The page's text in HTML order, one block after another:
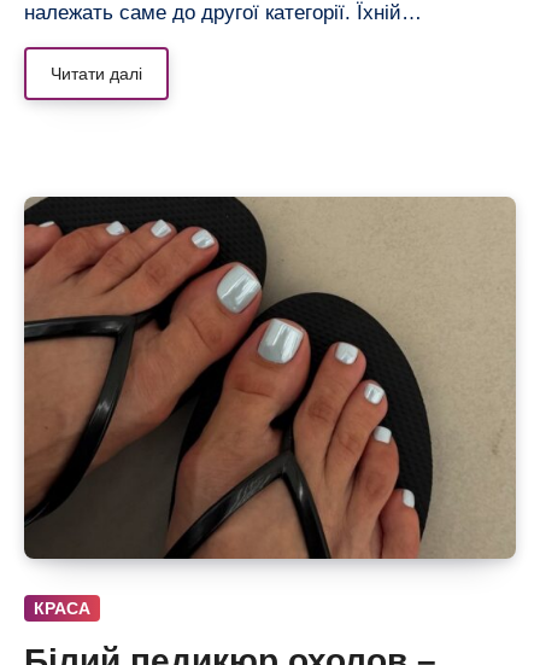
належать саме до другої категорії. Їхній…
Читати далі
КРАСА